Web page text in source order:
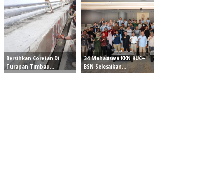
Bersihkan Coretan Di
Turapan Timbau...
34 Mahasiswa KKN KUC–
BSN Selesaikan...